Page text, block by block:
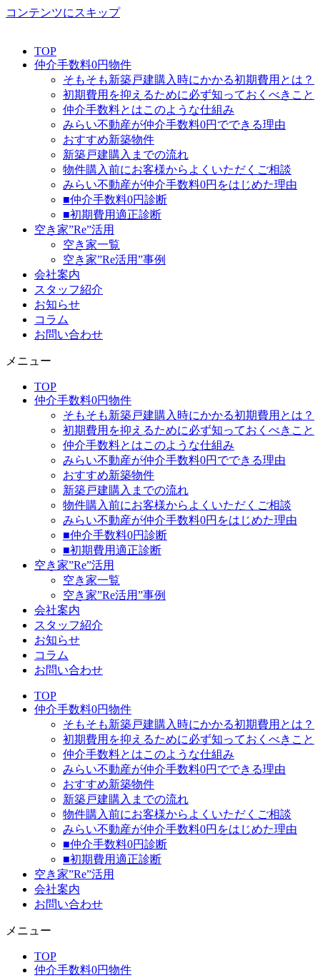
コンテンツにスキップ
TOP
仲介手数料0円物件
そもそも新築戸建購入時にかかる初期費用とは？
初期費用を抑えるために必ず知っておくべきこと
仲介手数料とはこのような仕組み
みらい不動産が仲介手数料0円でできる理由
おすすめ新築物件
新築戸建購入までの流れ
物件購入前にお客様からよくいただくご相談
みらい不動産が仲介手数料0円をはじめた理由
■仲介手数料0円診断
■初期費用適正診断
空き家”Re”活用
空き家一覧
空き家”Re活用”事例
会社案内
スタッフ紹介
お知らせ
コラム
お問い合わせ
メニュー
TOP
仲介手数料0円物件
そもそも新築戸建購入時にかかる初期費用とは？
初期費用を抑えるために必ず知っておくべきこと
仲介手数料とはこのような仕組み
みらい不動産が仲介手数料0円でできる理由
おすすめ新築物件
新築戸建購入までの流れ
物件購入前にお客様からよくいただくご相談
みらい不動産が仲介手数料0円をはじめた理由
■仲介手数料0円診断
■初期費用適正診断
空き家”Re”活用
空き家一覧
空き家”Re活用”事例
会社案内
スタッフ紹介
お知らせ
コラム
お問い合わせ
TOP
仲介手数料0円物件
そもそも新築戸建購入時にかかる初期費用とは？
初期費用を抑えるために必ず知っておくべきこと
仲介手数料とはこのような仕組み
みらい不動産が仲介手数料0円でできる理由
おすすめ新築物件
新築戸建購入までの流れ
物件購入前にお客様からよくいただくご相談
みらい不動産が仲介手数料0円をはじめた理由
■仲介手数料0円診断
■初期費用適正診断
空き家”Re”活用
会社案内
お問い合わせ
メニュー
TOP
仲介手数料0円物件